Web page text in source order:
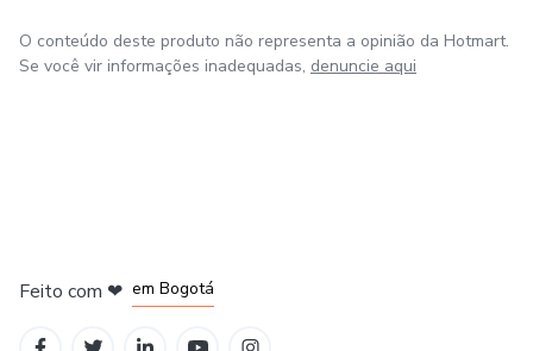
O conteúdo deste produto não representa a opinião da Hotmart.
Se você vir informações inadequadas, denuncie aqui
Feito com ❤ em Bogotá